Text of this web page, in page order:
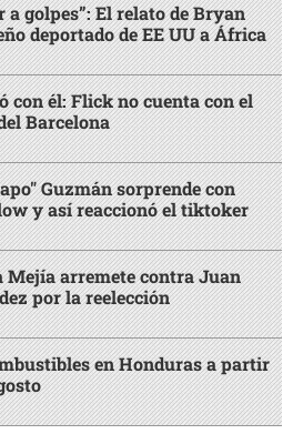
a golpes”: El relato de Bryan
deportado de EE UU a África
con él: Flick no cuenta con el
Barcelona
Guzmán sorprende con
y así reaccionó el tiktoker
arremete contra Juan
por la reelección
en Honduras a partir